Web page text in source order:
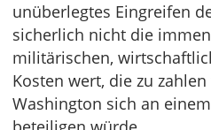
unüberlegtes Eingreifen
sicherlich nicht die
militärischen,
Kosten wert, die zu
Washington sich an